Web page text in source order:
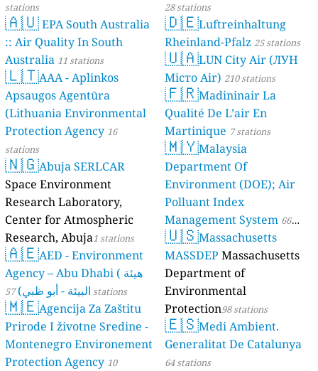
stations
🇦🇺EPA South Australia
:: Air Quality In South
Australia 11 stations
🇱🇹AAA - Aplinkos
Apsaugos Agentūra
(Lithuania Environmental
Protection Agency 16
stations
🇳🇬Abuja SERLCAR
Space Environment
Research Laboratory,
Center for Atmospheric
Research, Abuja1 stations
🇦🇪AED - Environment
Agency – Abu Dhabi ( هيئة
البيئة - أبو ظبي) 57 stations
🇲🇪Agencija Za Zaštitu
Prirode I životne Sredine -
Montenegro Environement
Protection Agency 10
28 stations
🇩🇪Luftreinhaltung
Rheinland-Pfalz 25 stations
🇺🇦LUN City Air (ЛУН
Місто Air) 210 stations
🇫🇷Madininair La
Qualité De L’air En
Martinique 7 stations
🇲🇾Malaysia
Department Of
Environment (DOE); Air
Polluant Index
Management System 66
stations
🇺🇸Massachusetts
MASSDEP Massachusetts
Department of
Environmental
Protection98 stations
🇪🇸Medi Ambient.
Generalitat De Catalunya
64 stations